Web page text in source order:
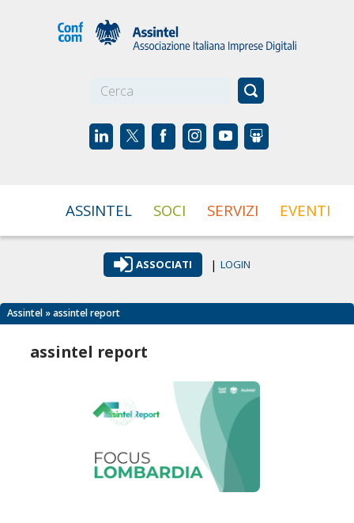
ASSINTEL SOCI SERVIZI EVENTI
ASSOCIATI | LOGIN
Assintel » assintel report
assintel report